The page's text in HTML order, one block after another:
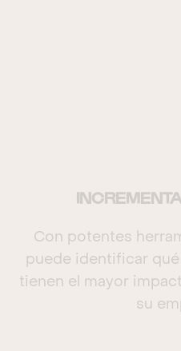
Con potentes
puede identificar
tienen el mayor
su